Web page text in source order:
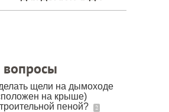
щели на дымоходе
на крыше)
пеной?
2